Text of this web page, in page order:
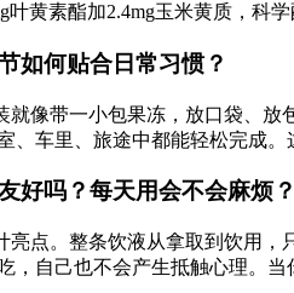
叶黄素酯加2.4mg玉米黄质，科
如何贴合日常习惯？
就像带一小包果冻，放口袋、
、车里、旅途中都能轻松完成
好吗？每天用会不会麻烦？
亮点。整条饮液从拿取到饮用
，自己也不会产生抵触心理。